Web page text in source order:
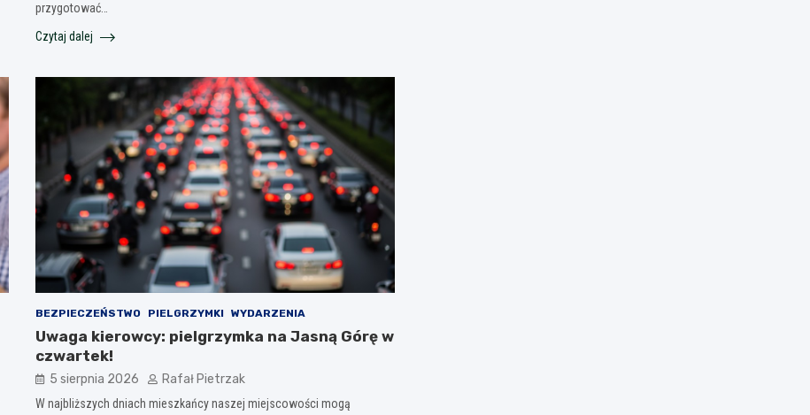
przygotować…
Czytaj dalej
BEZPIECZEŃSTWO PIELGRZYMKI WYDARZENIA
Uwaga kierowcy: pielgrzymka na Jasną Górę w
czwartek!
5 sierpnia 2026 Rafał Pietrzak
W najbliższych dniach mieszkańcy naszej miejscowości mogą